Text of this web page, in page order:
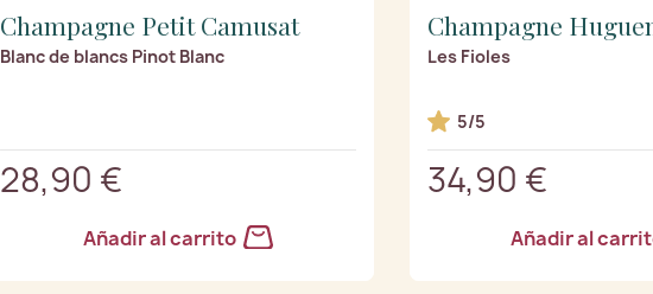
Champagne Petit Camusat
Blanc de blancs Pinot Blanc
28,90 €
Añadir al carrito
Champagne
Les Fioles
5/5
34,90 €
Añadir al